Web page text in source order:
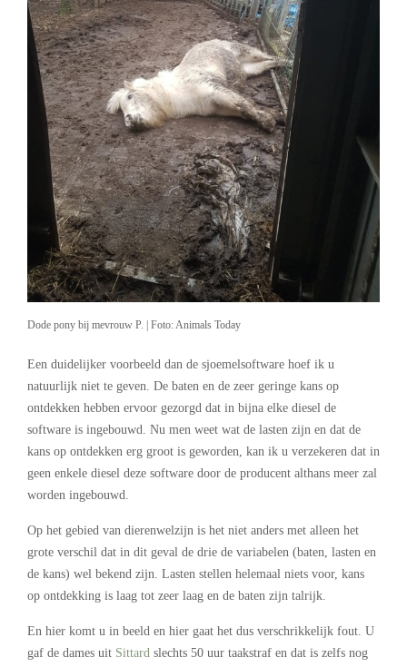
Dode pony bij mevrouw P. | Foto: Animals Today
Een duidelijker voorbeeld dan de sjoemelsoftware hoef ik u
natuurlijk niet te geven. De baten en de zeer geringe kans op
ontdekken hebben ervoor gezorgd dat in bijna elke diesel de
software is ingebouwd. Nu men weet wat de lasten zijn en dat de
kans op ontdekken erg groot is geworden, kan ik u verzekeren dat in
geen enkele diesel deze software door de producent althans meer zal
worden ingebouwd.
Op het gebied van dierenwelzijn is het niet anders met alleen het
grote verschil dat in dit geval de drie de variabelen (baten, lasten en
de kans) wel bekend zijn. Lasten stellen helemaal niets voor, kans
op ontdekking is laag tot zeer laag en de baten zijn talrijk.
En hier komt u in beeld en hier gaat het dus verschrikkelijk fout. U
gaf de dames uit Sittard slechts 50 uur taakstraf en dat is zelfs nog